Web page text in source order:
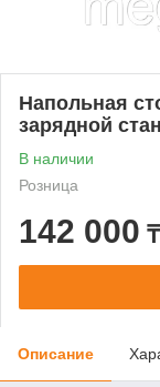
Напольная
зарядной
В наличии
Розница
142 000 ₸
Описание